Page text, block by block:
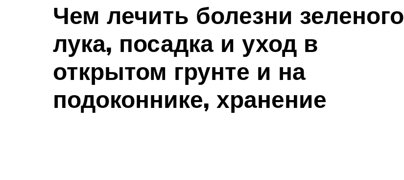
Чем лечить болезни зеленого
лука, посадка и уход в
открытом грунте и на
подоконнике, хранение